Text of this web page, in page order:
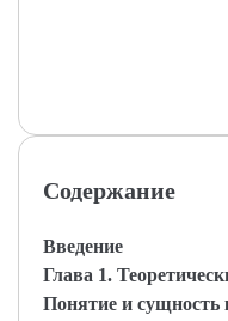
Содержание
Введение
Глава 1.
Понятие и сущность